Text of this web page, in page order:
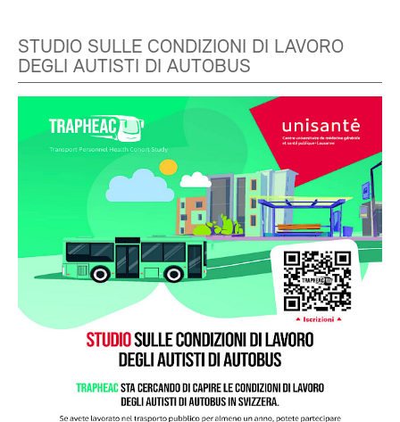
STUDIO SULLE CONDIZIONI DI LAVORO
DEGLI AUTISTI DI AUTOBUS